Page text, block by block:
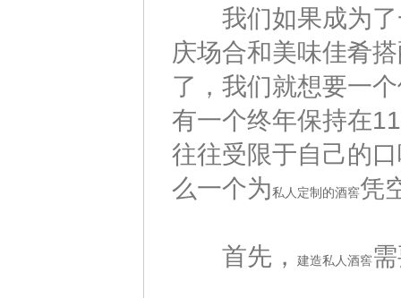
我们如果成为了
庆场合和美味佳肴
了，我们就想要一
有一个终年保持在
往往受限于自己的
么一个为私人定制的酒窖凭
首先， 建造私人酒窖